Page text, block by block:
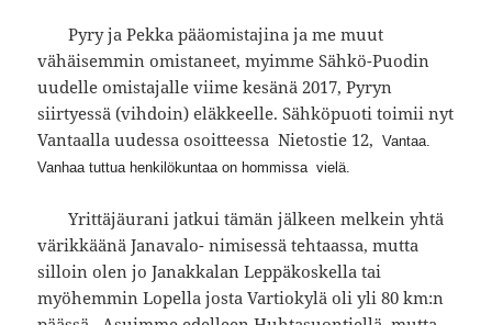
Pyry ja Pekka pääomistajina ja me muut
vähäisemmin omistaneet, myimme Sähkö-Puodin
uudelle omistajalle viime kesänä 2017, Pyryn
siirtyessä (vihdoin) eläkkeelle. Sähköpuoti toimii nyt
Vantaalla uudessa osoitteessa Nietostie 12, Vantaa.
Vanhaa tuttua henkilökuntaa on hommissa vielä.
Yrittäjäurani jatkui tämän jälkeen melkein yhtä
värikkäänä Janavalo- nimisessä tehtaassa, mutta
silloin olen jo Janakkalan Leppäkoskella tai
myöhemmin Lopella josta Vartiokylä oli yli 80 km:n